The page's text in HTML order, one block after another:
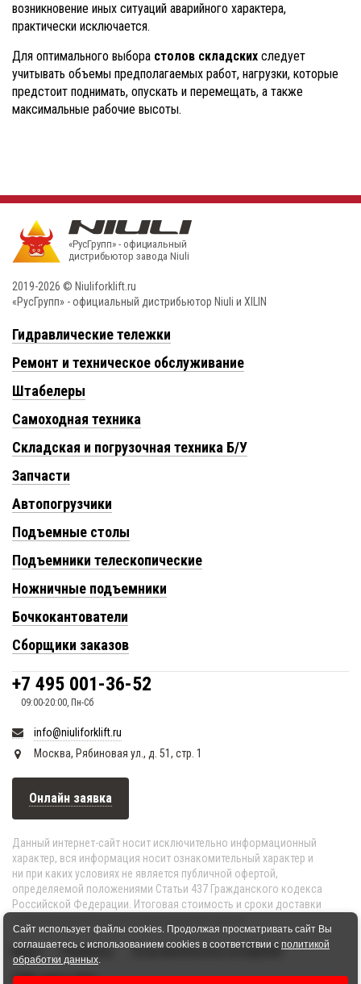
возникновение иных ситуаций аварийного характера,
практически исключается.
Для оптимального выбора столов складских следует
учитывать объемы предполагаемых работ, нагрузки, которые
предстоит поднимать, опускать и перемещать, а также
максимальные рабочие высоты.
«РусГрупп» - официальный
диcтрибьютор завода Niuli
2019-2026 © Niuliforklift.ru
«РусГрупп» - официальный диcтрибьютор Niuli и XILIN
Гидравлические тележки
Ремонт и техническое обслуживание
Штабелеры
Самоходная техника
Складская и погрузочная техника Б/У
Запчасти
Автопогрузчики
Подъемные столы
Подъемники телескопические
Ножничные подъемники
Бочкокантователи
Сборщики заказов
+7 495 001-36-52
09:00-20:00, Пн-Сб
info@niuliforklift.ru
Москва, Рябиновая ул., д. 51, стр. 1
Онлайн заявка
Данный интернет-сайт носит исключительно информационный
характер, вся информация носит ознакомительный характер и
ни при каких условиях не является публичной офертой,
определяемой положениями Статьи 437 Гражданского кодекса
Российской Федерации. Итоговая стоимость и сроки доставки
Видео Реквизиты Пользовательское соглашение
HTML-карта сайта
Сайт использует файлы cookies. Продолжая просматривать сайт Вы
соглашаетесь с использованием cookies в соответствии с политикой
обработки данных.